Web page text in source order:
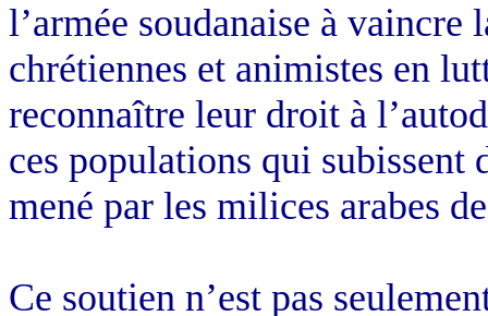
l’armée soudanaise à vaincre
chrétiennes et animistes en
reconnaître leur droit à
ces populations qui subissent
mené par les milices arabes
Ce soutien n’est pas